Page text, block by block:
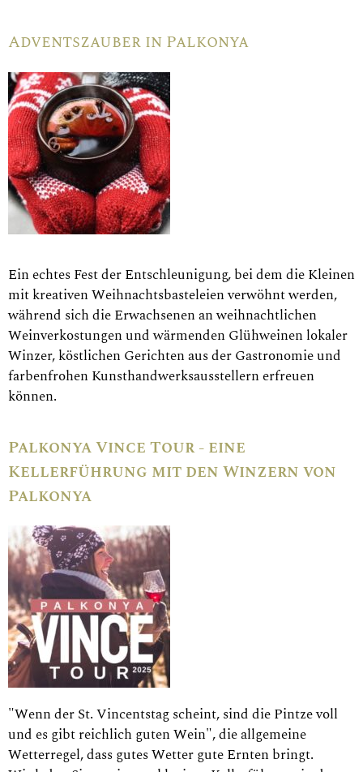
Adventszauber in Palkonya
Ein echtes Fest der Entschleunigung, bei dem die Kleinen
mit kreativen Weihnachtsbasteleien verwöhnt werden,
während sich die Erwachsenen an weihnachtlichen
Weinverkostungen und wärmenden Glühweinen lokaler
Winzer, köstlichen Gerichten aus der Gastronomie und
farbenfrohen Kunsthandwerksausstellern erfreuen
können.
Palkonya Vince Tour - eine
Kellerführung mit den Winzern von
Palkonya
"Wenn der St. Vincentstag scheint, sind die Pintze voll
und es gibt reichlich guten Wein", die allgemeine
Wetterregel, dass gutes Wetter gute Ernten bringt.